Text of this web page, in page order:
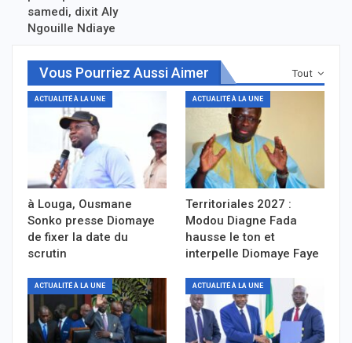
samedi, dixit Aly
Ngouille Ndiaye
Tout
Vous Pourriez Aussi Aimer
ACTUALITÉ À LA UNE
à Louga, Ousmane
Sonko presse Diomaye
de fixer la date du
scrutin
ACTUALITÉ À LA UNE
Territoriales 2027 :
Modou Diagne Fada
hausse le ton et
interpelle Diomaye Faye
ACTUALITÉ À LA UNE ACTUALITÉ À LA UNE